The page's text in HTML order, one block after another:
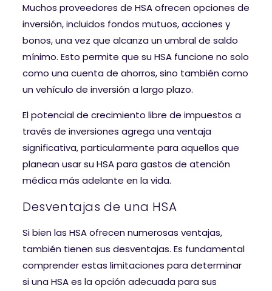
Muchos proveedores de HSA ofrecen opciones de
inversión, incluidos fondos mutuos, acciones y
bonos, una vez que alcanza un umbral de saldo
mínimo. Esto permite que su HSA funcione no solo
como una cuenta de ahorros, sino también como
un vehículo de inversión a largo plazo.
El potencial de crecimiento libre de impuestos a
través de inversiones agrega una ventaja
significativa, particularmente para aquellos que
planean usar su HSA para gastos de atención
médica más adelante en la vida.
Desventajas de una HSA
Si bien las HSA ofrecen numerosas ventajas,
también tienen sus desventajas. Es fundamental
comprender estas limitaciones para determinar
si una HSA es la opción adecuada para sus